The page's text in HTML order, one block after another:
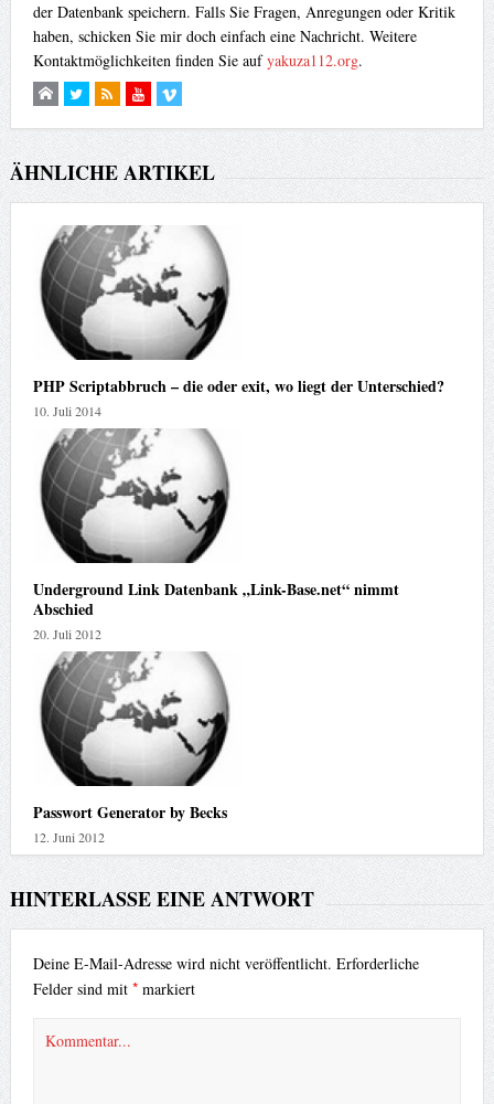
der Datenbank speichern. Falls Sie Fragen, Anregungen oder Kritik
haben, schicken Sie mir doch einfach eine Nachricht. Weitere
Kontaktmöglichkeiten finden Sie aufyakuza112.org.
ÄHNLICHE ARTIKEL
PHP Scriptabbruch – die oder exit, wo liegt der Unterschied?
10. Juli 2014
Underground Link Datenbank „Link-Base.net“ nimmt
Abschied
20. Juli 2012
Passwort Generator by Becks
12. Juni 2012
HINTERLASSE EINE ANTWORT
Deine E-Mail-Adresse wird nicht veröffentlicht. Erforderliche
Felder sind mit *markiert